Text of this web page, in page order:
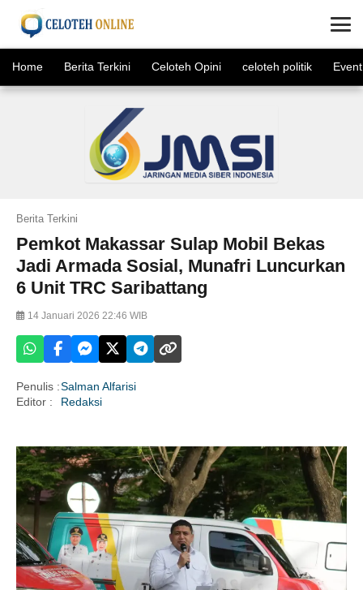
Home Berita Terkini Celoteh Opini celoteh politik Event
Berita Terkini
Pemkot Makassar Sulap Mobil Bekas
Jadi Armada Sosial, Munafri Luncurkan
6 Unit TRC Saribattang
14 Januari 2026 22:46 WIB
Penulis :Salman Alfarisi
Editor :
Redaksi